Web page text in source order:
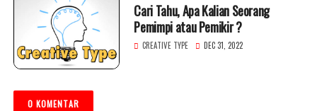
Cari Tahu, Apa Kalian Seorang
Pemimpi atau Pemikir ?
CREATIVE TYPE DEC 31, 2022
0 KOMENTAR